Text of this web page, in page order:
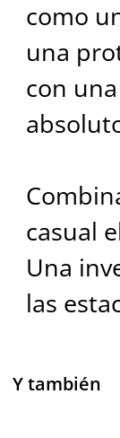
como
una
con
casual
Una
las
Y también